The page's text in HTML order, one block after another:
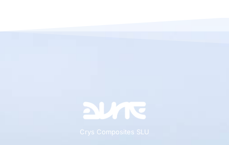
Crys Composites SLU